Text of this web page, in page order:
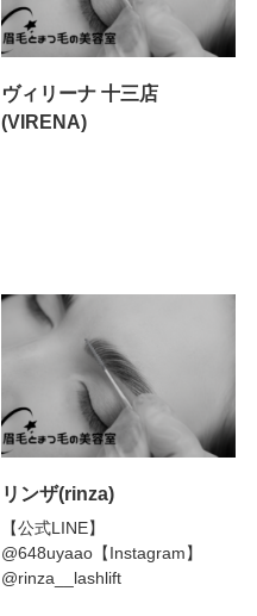
ヴィリーナ 十三店
(VIRENA)
リンザ(rinza)
【公式LINE】
@648uyaao【Instagram】
@rinza__lashlift